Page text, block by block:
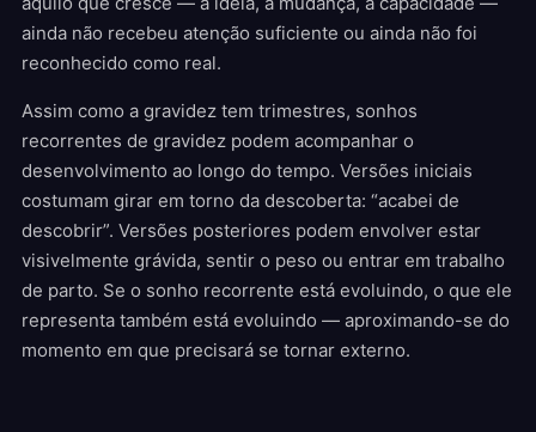
ainda não recebeu atenção suficiente ou ainda não foi
reconhecido como real.
Assim como a gravidez tem trimestres, sonhos
recorrentes de gravidez podem acompanhar o
desenvolvimento ao longo do tempo. Versões iniciais
costumam girar em torno da descoberta: “acabei de
descobrir”. Versões posteriores podem envolver estar
visivelmente grávida, sentir o peso ou entrar em trabalho
de parto. Se o sonho recorrente está evoluindo, o que ele
representa também está evoluindo — aproximando-se do
momento em que precisará se tornar externo.